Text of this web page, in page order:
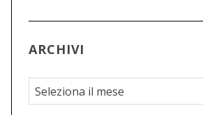
ARCHIVI
A
r